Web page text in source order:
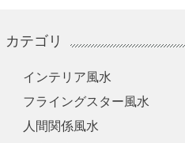
カテゴリ
インテリア風水
フライングスター風水
人間関係風水